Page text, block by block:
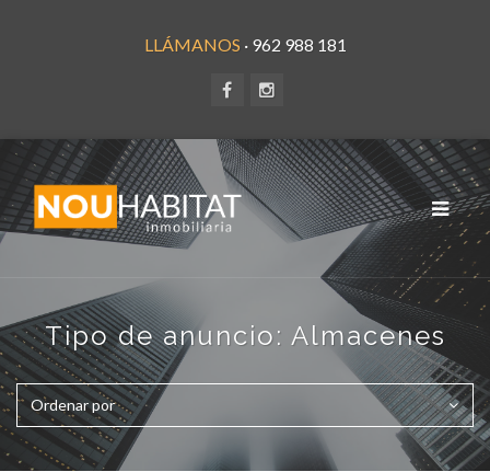
LLÁMANOS · 962 988 181
Toggle
Tipo de anuncio: Almacenes
Ordenar por